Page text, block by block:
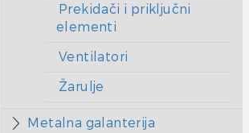
Prekidači i priključni
elementi
Ventilatori
Žarulje
Metalna galanterija